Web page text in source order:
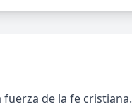
de la fe cristiana.